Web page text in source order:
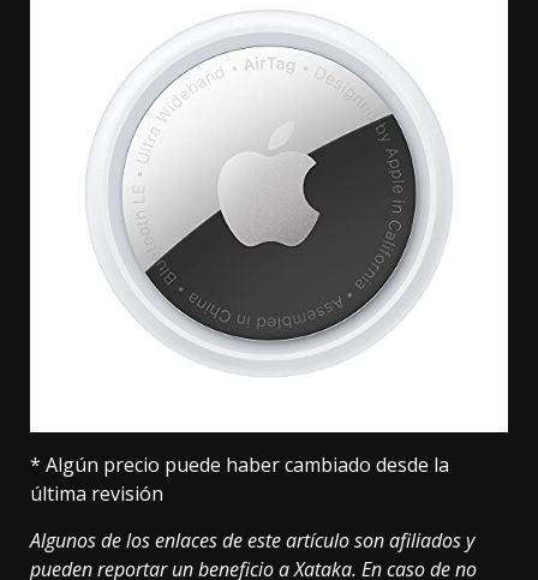
* Algún precio puede haber cambiado desde la
última revisión
Algunos de los enlaces de este artículo son afiliados y
pueden reportar un beneficio a Xataka. En caso de no